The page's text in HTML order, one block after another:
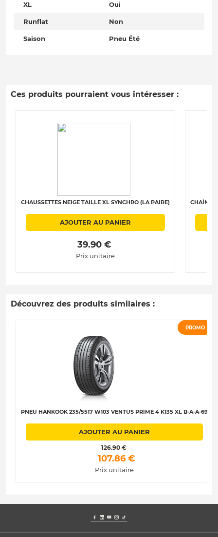
XL Oui
Runflat Non
Saison Pneu Été
Ces produits pourraient vous intéresser :
CHAUSSETTES NEIGE TAILLE XL SYNCHRO (LA PAIRE)
AJOUTER AU PANIER
39.90 €
Prix unitaire
CHAÎNES
Découvrez des produits similaires :
PROMO
PNEU HANKOOK 235/5517 W103 VENTUS PRIME 4 K135 XL B-A-A-69
AJOUTER AU PANIER
126.90 €
107.86 €
Prix unitaire